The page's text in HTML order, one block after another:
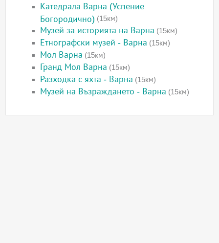
Катедрала Варна (Успение
Богородично) (15км)
Музей за историята на Варна (15км)
Етнографски музей - Варна (15км)
Мол Варна (15км)
Гранд Мол Варна (15км)
Разходка с яхта - Варна (15км)
Музей на Възраждането - Варна (15км)